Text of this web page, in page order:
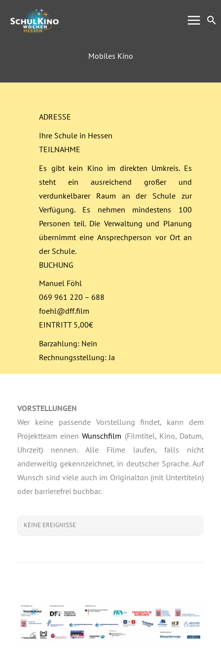
Inhalt
springen
Mobiles Kino
ADRESSE
Ihre Schule in Hessen
TEILNAHME
Es gibt kein Kino im direkten Umkreis. Es
steht ein ausreichend großer und
verdunkelbarer Raum an der Schule zur
Verfügung. Es nehmen mindestens 100
Personen teil. Die Verwaltung und Planung
übernimmt eine Ansprechperson vor Ort an
der Schule.
BUCHUNG
Manuel Föhl
069 961 220 – 688
foehl@dff.film
EINTRITT 5,00€
Barzahlung: Nein
Rechnungsstellung: Ja
VORSTELLUNGEN
Wer keine passende Vorstellung findet, kann dem
Projektteam einenWunschfilm (Filmtitel, Kino, Datum,
Uhrzeit) nennen. Alle Filme laufen, falls nicht
anderweitig gekennzeichnet, in deutscher Sprache. Auf
Wunsch sind viele auch im Originalton (mit Untertiteln)
oder barrierefrei buchbar.
KEINE EREIGNISSE